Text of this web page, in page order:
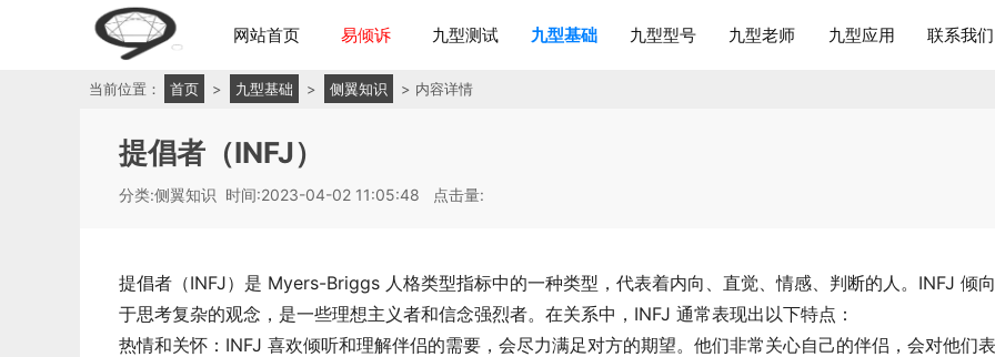
网站首页 易倾诉 九型测试 九型基础 九型型号 九型老师 九型应用 联系我们
当前位置： 首页 > 九型基础 > 侧翼知识 > 内容详情
提倡者（INFJ）
分类:侧翼知识 时间:2023-04-02 11:05:48 点击量:
提倡者（INFJ）是 Myers-Briggs 人格类型指标中的一种类型，代表着内向、直觉、情感、判断的人。INFJ 倾向
于思考复杂的观念，是一些理想主义者和信念强烈者。在关系中，INFJ 通常表现出以下特点：
热情和关怀：INFJ 喜欢倾听和理解伴侣的需要，会尽力满足对方的期望。他们非常关心自己的伴侣，会对他们表